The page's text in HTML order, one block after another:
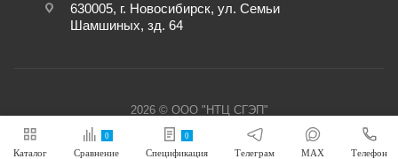
630005, г. Новосибирск, ул. Семьи
Шамшиных, зд. 64
2026 © ООО "НТЦ СГЭП"
Каталог
0
Сравнение
0
Спецификация Телеграм MAX Телефон